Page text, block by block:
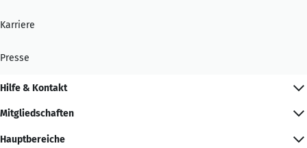
Karriere
Presse
Hilfe & Kontakt
Mitgliedschaften
Hauptbereiche